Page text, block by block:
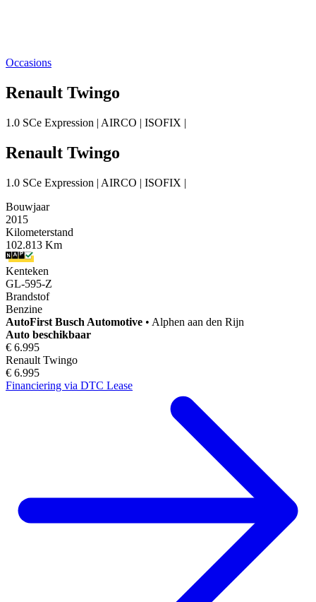
Occasions
Renault Twingo
1.0 SCe Expression | AIRCO | ISOFIX |
Renault Twingo
1.0 SCe Expression | AIRCO | ISOFIX |
Bouwjaar
2015
Kilometerstand
102.813 Km
Kenteken
GL-595-Z
Brandstof
Benzine
AutoFirst Busch Automotive • Alphen aan den Rijn
Auto beschikbaar
€ 6.995
Renault Twingo
€ 6.995
Financiering via DTC Lease